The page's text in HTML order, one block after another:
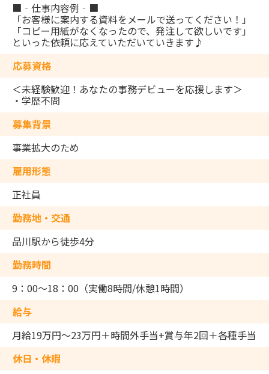
■‐仕事内容例‐■
「お客様に案内する資料をメールで送ってください！」
「コピー用紙がなくなったので、発注して欲しいです」
といった依頼に応えていただいていきます♪
応募資格
＜未経験歓迎！あなたの事務デビューを応援します＞
・学歴不問
募集背景
事業拡大のため
雇用形態
正社員
勤務地・交通
品川駅から徒歩4分
勤務時間
9：00～18：00（実働8時間/休憩1時間）
給与
月給19万円～23万円＋時間外手当+賞与年2回＋各種手当
休日・休暇